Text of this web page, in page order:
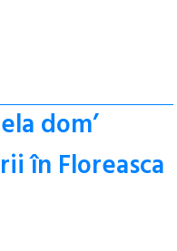
dom’
în Floreasca